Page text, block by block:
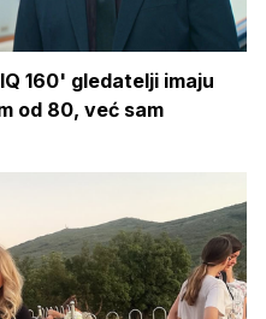
160' gledatelji imaju
od 80, već sam